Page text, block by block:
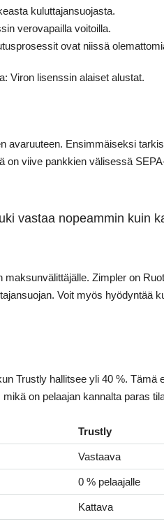
kuluttajansuojasta.
verovapailla voitoilla.
ovat niissä
Viron lisenssin alaiset alustat.
avaruuteen. Ensimmäiseksi
on viive pankkien välisessä
vastaa nopeammin kuin
Zimpler on
Voit myös hyödyntää
Trustly hallitsee yli 40 %. Tämä
on pelaajan kannalta paras
Trustly
Vastaava
0 % pelaajalle
Kattava